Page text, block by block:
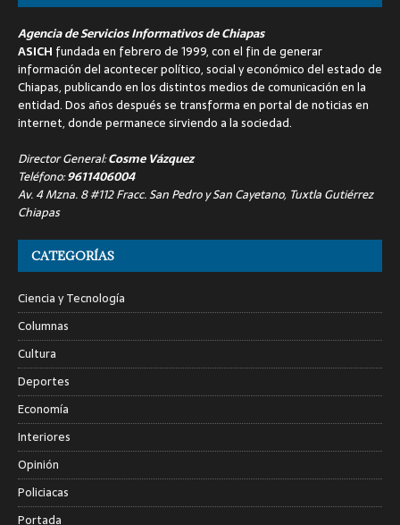
Agencia de Servicios Informativos de Chiapas
ASICH fundada en febrero de 1999, con el fin de generar
información del acontecer político, social y económico del estado de
Chiapas, publicando en los distintos medios de comunicación en la
entidad. Dos años después se transforma en portal de noticias en
internet, donde permanece sirviendo a la sociedad.
Director General:Cosme Vázquez
Teléfono:9611406004
Av. 4 Mzna. 8 #112 Fracc. San Pedro y San Cayetano, Tuxtla Gutiérrez
Chiapas
CATEGORÍAS
Ciencia y Tecnología
Columnas
Cultura
Deportes
Economía
Interiores
Opinión
Policiacas
Portada